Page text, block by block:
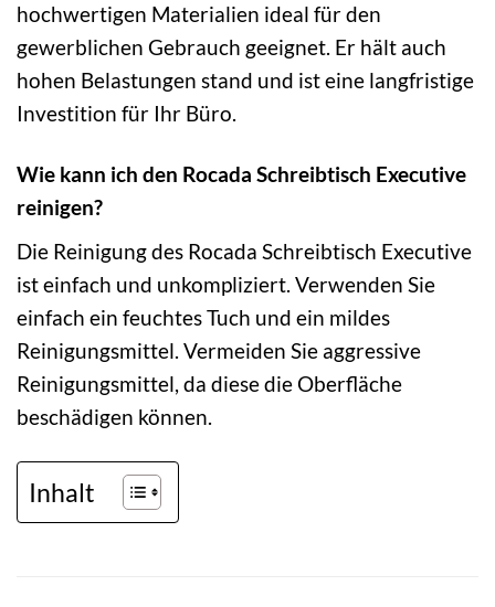
hochwertigen Materialien ideal für den
gewerblichen Gebrauch geeignet. Er hält auch
hohen Belastungen stand und ist eine langfristige
Investition für Ihr Büro.
Wie kann ich den Rocada Schreibtisch Executive
reinigen?
Die Reinigung des Rocada Schreibtisch Executive
ist einfach und unkompliziert. Verwenden Sie
einfach ein feuchtes Tuch und ein mildes
Reinigungsmittel. Vermeiden Sie aggressive
Reinigungsmittel, da diese die Oberfläche
beschädigen können.
Inhalt